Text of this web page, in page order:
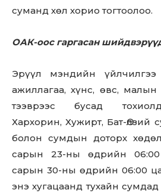
суманд хөл хорио тогтоолоо.
ОАК-оос гаргасан
Эрүүл мэндийн
ажиллагаа, хүнс, өвс,
тээврээс бусад
Хархорин, Хужирт, Бат-Өлзий
болон сумдын доторх
сарын 23-ны өдрийн 06:00
сарын 30-ны өдрийн 06:00
энэ хугацаанд тухайн сумдад